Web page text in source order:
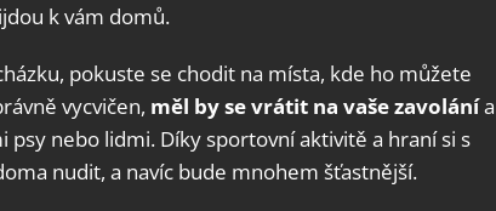
k vám domů.
pokuste se chodit na místa, kde ho můžete
vycvičen, měl by se vrátit na vaše zavolánía
nebo lidmi. Díky sportovní aktivitě a hraní si s
nudit, a navíc bude mnohem šťastnější.